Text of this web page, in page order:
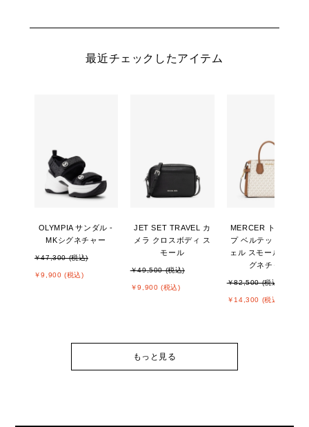
最近チェックしたアイテム
OLYMPIA サンダル -
MKシグネチャー
￥47,300 (税込)
￥9,900 (税込)
JET SET TRAVEL カ
メラ クロスボディ ス
モール
￥49,500 (税込)
￥9,900 (税込)
MERCER トップジッ
プ ベルテッド サッチ
ェル スモール - MKシ
グネチャー
￥82,500 (税込)
￥14,300 (税込)
もっと見る